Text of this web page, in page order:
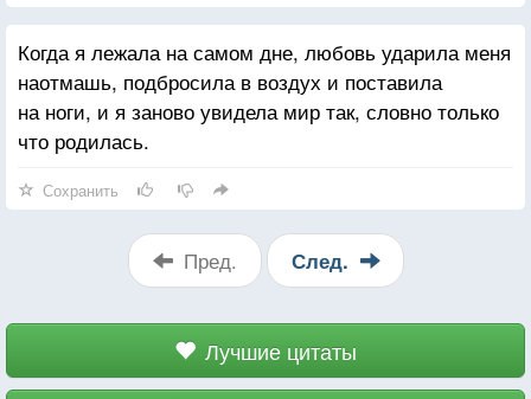
Когда я лежала на самом дне, любовь ударила меня
наотмашь, подбросила в воздух и поставила
на ноги, и я заново увидела мир так, словно только
что родилась.
Сохранить
Пред. След.
Лучшие цитаты